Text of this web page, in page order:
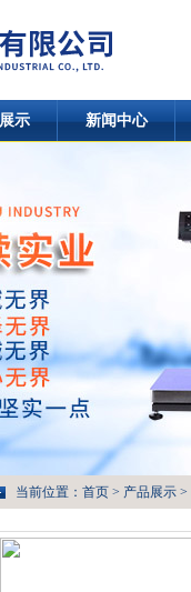
示 新闻中心
当前位置： 首页 > 产品展示 >